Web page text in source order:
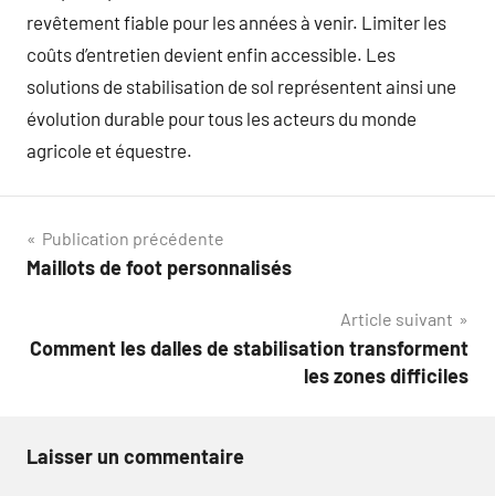
revêtement fiable pour les années à venir. Limiter les
coûts d’entretien devient enfin accessible. Les
solutions de stabilisation de sol représentent ainsi une
évolution durable pour tous les acteurs du monde
agricole et équestre.
Navigation
de
Publication précédente
Maillots de foot personnalisés
Article suivant
Comment les dalles de stabilisation transforment
les zones difficiles
Laisser un commentaire